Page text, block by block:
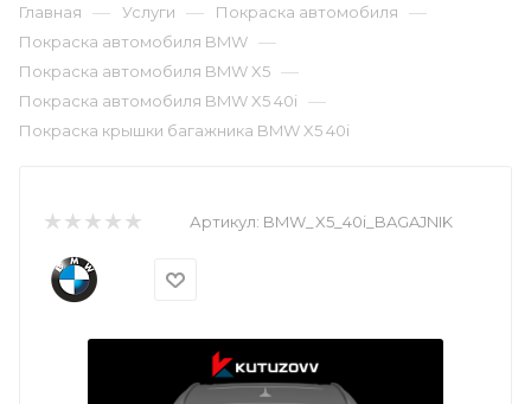
Главная — Услуги — Покраска автомобиля —
Покраска автомобиля BMW —
Покраска автомобиля BMW X5 —
Покраска автомобиля BMW X5 40i —
Покраска крышки багажника BMW X5 40i
Артикул: BMW_X5_40i_BAGAJNIK